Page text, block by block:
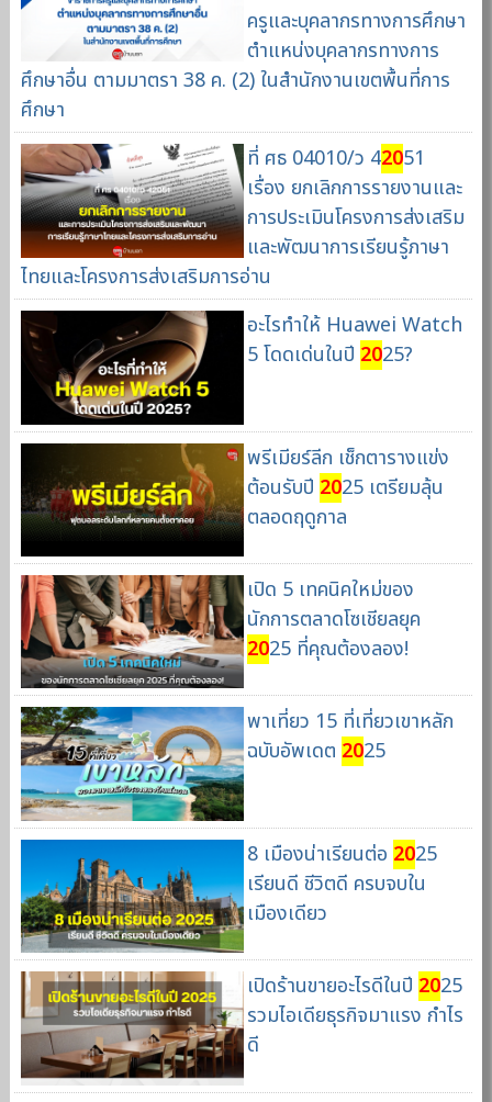
ครูและบุคลากรทางการศึกษา
ตำแหน่งบุคลากรทางการ
ศึกษาอื่น ตามมาตรา 38 ค. (2) ในสำนักงานเขตพื้นที่การ
ศึกษา
ที่ ศธ 04010/ว 42051
เรื่อง ยกเลิกการรายงานและ
การประเมินโครงการส่งเสริม
และพัฒนาการเรียนรู้ภาษา
ไทยและโครงการส่งเสริมการอ่าน
อะไรทำให้ Huawei Watch
5 โดดเด่นในปี 2025?
พรีเมียร์ลีก เช็กตารางแข่ง
ต้อนรับปี 2025 เตรียมลุ้น
ตลอดฤดูกาล
เปิด 5 เทคนิคใหม่ของ
นักการตลาดโซเชียลยุค
2025 ที่คุณต้องลอง!
พาเที่ยว 15 ที่เที่ยวเขาหลัก
ฉบับอัพเดต 2025
8 เมืองน่าเรียนต่อ 2025
เรียนดี ชีวิตดี ครบจบใน
เมืองเดียว
เปิดร้านขายอะไรดีในปี 2025
รวมไอเดียธุรกิจมาแรง กำไร
ดี